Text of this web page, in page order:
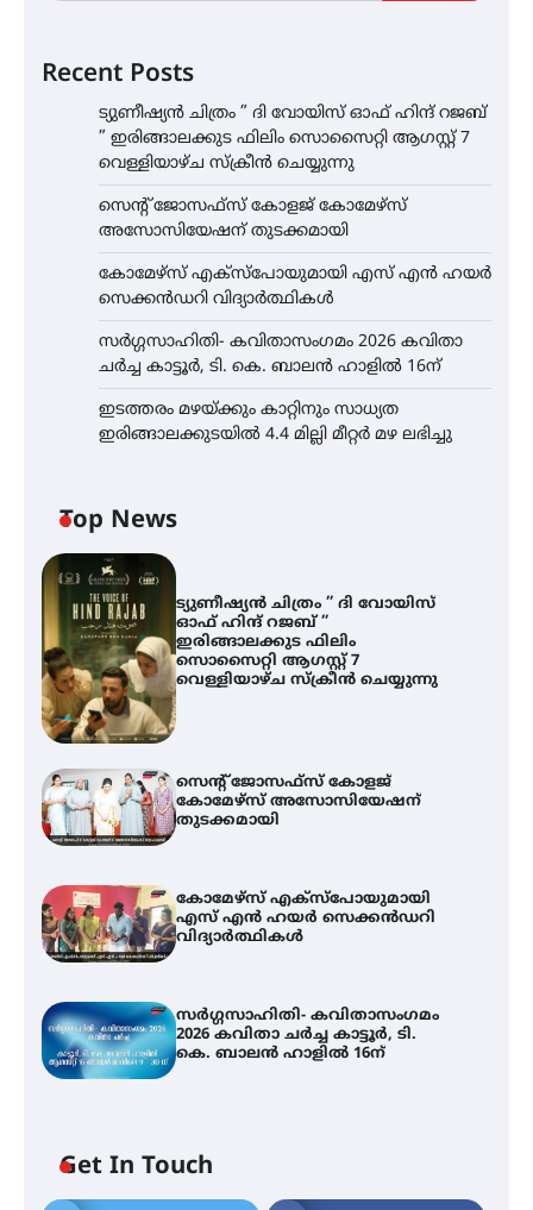
Recent Posts
ട്യുണീഷ്യൻ ചിത്രം ” ദി വോയിസ് ഓഫ് ഹിന്ദ് റജബ്
” ഇരിങ്ങാലക്കുട ഫിലിം സൊസൈറ്റി ആഗസ്റ്റ് 7
വെള്ളിയാഴ്ച സ്‌ക്രീൻ ചെയ്യുന്നു
സെന്റ് ജോസഫ്സ് കോളജ് കോമേഴ്‌സ്
അസോസിയേഷന് തുടക്കമായി
കോമേഴ്സ് എക്സ്പോയുമായി എസ് എൻ ഹയർ
സെക്കൻഡറി വിദ്യാർത്ഥികൾ
സർഗ്ഗസാഹിതി- കവിതാസംഗമം 2026 കവിതാ
ചർച്ച കാട്ടൂർ, ടി. കെ. ബാലൻ ഹാളിൽ 16ന്
ഇടത്തരം മഴയ്ക്കും കാറ്റിനും സാധ്യത
ഇരിങ്ങാലക്കുടയിൽ 4.4 മില്ലി മീറ്റർ മഴ ലഭിച്ചു
Top News
ട്യുണീഷ്യൻ ചിത്രം ” ദി വോയിസ്
ഓഫ് ഹിന്ദ് റജബ് ”
ഇരിങ്ങാലക്കുട ഫിലിം
സൊസൈറ്റി ആഗസ്റ്റ് 7
വെള്ളിയാഴ്ച സ്‌ക്രീൻ ചെയ്യുന്നു
സെന്റ് ജോസഫ്സ് കോളജ്
കോമേഴ്‌സ് അസോസിയേഷന്
തുടക്കമായി
കോമേഴ്സ് എക്സ്പോയുമായി
എസ് എൻ ഹയർ സെക്കൻഡറി
വിദ്യാർത്ഥികൾ
സർഗ്ഗസാഹിതി- കവിതാസംഗമം
2026 കവിതാ ചർച്ച കാട്ടൂർ, ടി.
കെ. ബാലൻ ഹാളിൽ 16ന്
Get In Touch